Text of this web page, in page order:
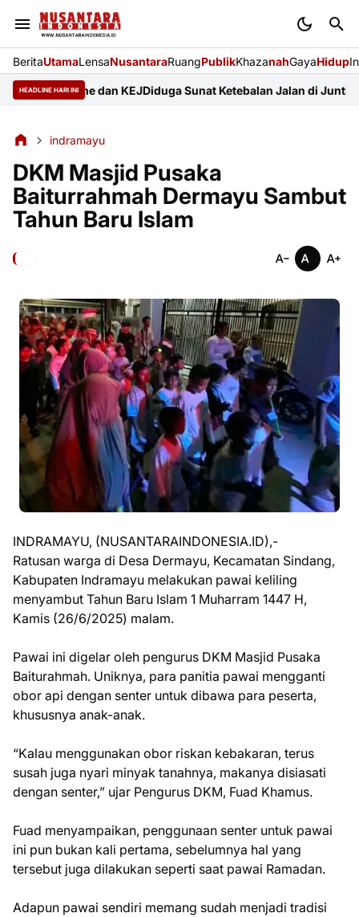
BeritaUtamaLensaNusantaraRuangPublikKhazanahGayaHidup
HEADLINE HARI INIdan KEJDiduga Sunat Ketebalan Jalan di
indramayu
DKM Masjid Pusaka
Baiturrahmah Dermayu Sambut
Tahun Baru Islam
INDRAMAYU, (NUSANTARAINDONESIA.ID),-
Ratusan warga di Desa Dermayu, Kecamatan Sindang,
Kabupaten Indramayu melakukan pawai keliling
menyambut Tahun Baru Islam 1 Muharram 1447 H,
Kamis (26/6/2025) malam.
Pawai ini digelar oleh pengurus DKM Masjid Pusaka
Baiturahmah. Uniknya, para panitia pawai mengganti
obor api dengan senter untuk dibawa para peserta,
khususnya anak-anak.
“Kalau menggunakan obor riskan kebakaran, terus
susah juga nyari minyak tanahnya, makanya disiasati
dengan senter,” ujar Pengurus DKM, Fuad Khamus.
Fuad menyampaikan, penggunaan senter untuk pawai
ini pun bukan kali pertama, sebelumnya hal yang
tersebut juga dilakukan seperti saat pawai Ramadan.
Adapun pawai sendiri memang sudah menjadi tradisi